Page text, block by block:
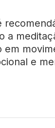
a
em
e